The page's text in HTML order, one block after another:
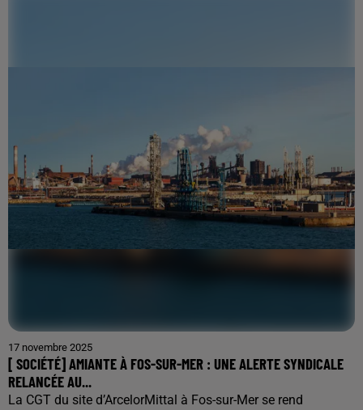
17 novembre 2025
[ SOCIÉTÉ] AMIANTE À FOS-SUR-MER : UNE ALERTE SYNDICALE
RELANCÉE AU...
La CGT du site d’ArcelorMittal à Fos-sur-Mer se rend